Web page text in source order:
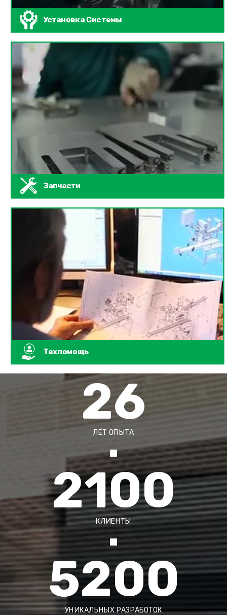
Установка Системы
Запчасти
Техпомощь
26
ЛЕТ ОПЫТА
2100
КЛИЕНТЫ
5200
УНИКАЛЬНЫХ РАЗРАБОТОК